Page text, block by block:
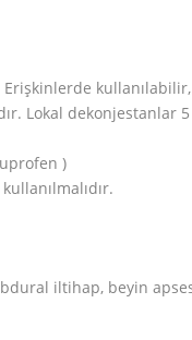
kullanılabilir,
Lokal dekonjestanlar
)
iltihap, beyin